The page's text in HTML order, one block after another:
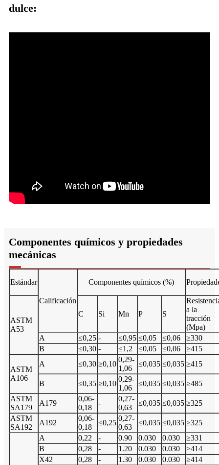
dulce:
Componentes químicos y propiedades
mecánicas
Estándar
Calificación
Componentes químicos (%)
ASTM
A53
C Si Mn P S
a la
tracción
(Mpa)
A
≤0,25 - ≤0,95 ≤0,05 ≤0,06
≥330
B
≤0,30 - ≤1,2 ≤0,05 ≤0,06 ≥415
ASTM
A106
A ≤0,30 ≥0,10
0,29-
1,06
≤0,035 ≤0,035 ≥415
B ≤0,35 ≥0,10
0,29-
1,06
≤0,035 ≤0,035 ≥485
ASTM
SA179
A179
0,06-
0,18
-
0,27-
0,63
≤0,035 ≤0,035 ≥325
ASTM
SA192
A192
0,06-
0,18
≤0,25
0,27-
0,63
≤0,035 ≤0,035 ≥325
A 0,22 - 0.90 0.030 0.030
≥331
B
0,28 - 1.20 0.030 0.030
≥414
X42
0,28 - 1.30 0.030 0.030
≥414